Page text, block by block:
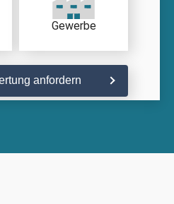
Gewerbe
anfordern